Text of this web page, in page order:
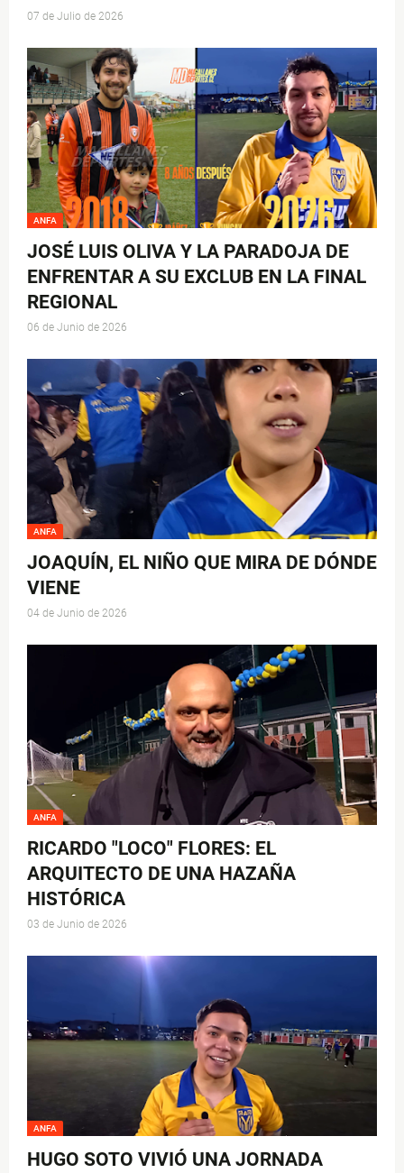
07 de Julio de 2026
ANFA
JOSÉ LUIS OLIVA Y LA PARADOJA DE
ENFRENTAR A SU EXCLUB EN LA FINAL
REGIONAL
06 de Junio de 2026
ANFA
JOAQUÍN, EL NIÑO QUE MIRA DE DÓNDE
VIENE
04 de Junio de 2026
ANFA
RICARDO "LOCO" FLORES: EL
ARQUITECTO DE UNA HAZAÑA
HISTÓRICA
03 de Junio de 2026
ANFA
HUGO SOTO VIVIÓ UNA JORNADA